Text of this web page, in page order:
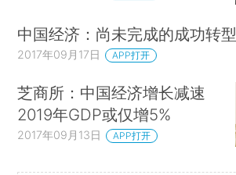
中国经济：尚未完成的成功转型
2017年09月17日 APP打开
芝商所：中国经济增长减速
2019年GDP或仅增5%
2017年09月13日 APP打开